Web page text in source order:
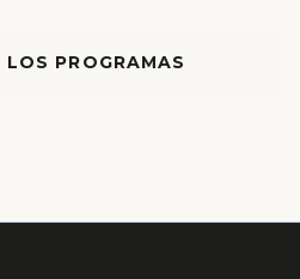
PROGRAMAS